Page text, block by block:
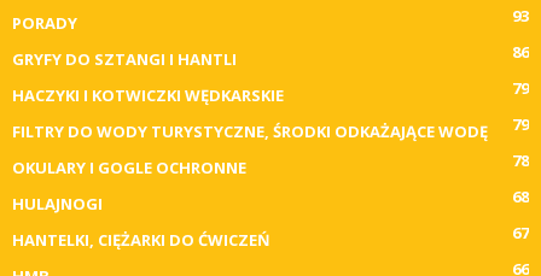
PORADY
93
GRYFY DO SZTANGI I HANTLI
86
HACZYKI I KOTWICZKI WĘDKARSKIE
79
FILTRY DO WODY TURYSTYCZNE, ŚRODKI ODKAŻAJĄCE WODĘ
79
OKULARY I GOGLE OCHRONNE
78
HULAJNOGI
68
HANTELKI, CIĘŻARKI DO ĆWICZEŃ
67
66